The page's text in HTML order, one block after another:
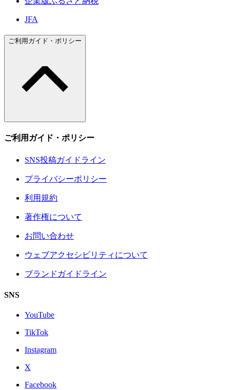
JFA
ご利用ガイド・ポリシー
ご利用ガイド・ポリシー
SNS投稿ガイドライン
プライバシーポリシー
利用規約
著作権について
お問い合わせ
ウェブアクセシビリティについて
ブランドガイドライン
SNS
YouTube
TikTok
Instagram
X
Facebook